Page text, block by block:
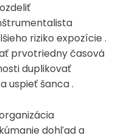
riziko expozície .
prvotriedny časová
duplikovať
uspieť šanca .
dohľad a